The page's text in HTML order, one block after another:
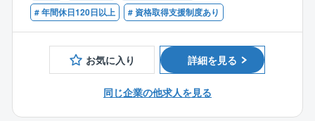
【案件について】
高架橋、橋梁、線路下構造物、上下水道など
【魅力】
JR西日本グループの一員として、鉄道事業を中心とし
■技術士（建設部門 鉄道 鋼構造及びコンクリート）
■技術士（上下水道部門 上水道及び工業用水道、下水
# 年間休日120日以上
# 資格取得支援制度あり
お気に入り 詳細を見る
同じ企業の他求人を見る